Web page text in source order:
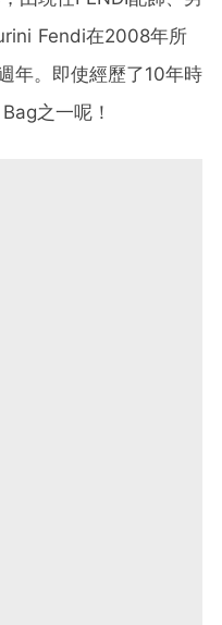
Fendi在2008年所
年。即使經歷了10年時
之一呢！